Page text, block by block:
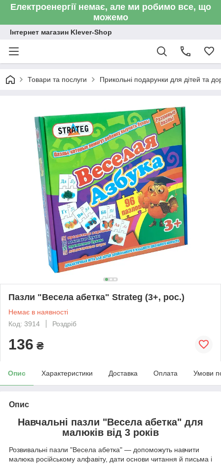
Електроенергії немає, але ми робимо все, що
можемо
Інтернет магазин Klever-Shop
Товари та послуги Прикольні подарунки для дітей та
Пазли "Весела абетка" Strateg (3+, рос.)
Немає в наявності
Код: 3914
Роздріб
136 ₴
Опис Характеристики Доставка Оплата Умови
Опис
Навчальні пазли "Весела абетка" для
малюків від 3 років
Розвивальні пазли "Весела абетка" — допоможуть навчити
малюка російському алфавіту, дати основи читання й письма і